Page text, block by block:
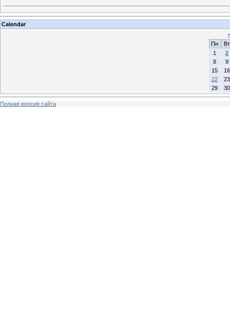
Calendar
«
Пн
Вт
1
2
8
9
15
16
22
23
29
30
Полная версия сайта